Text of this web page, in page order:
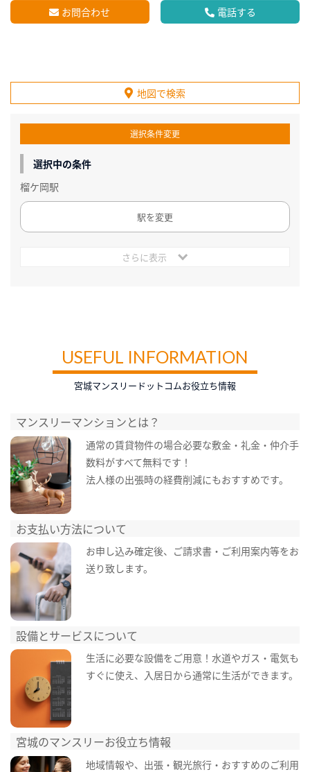
お問合わせ 電話する
地図で検索
選択条件変更
選択中の条件
榴ケ岡駅
駅を変更
さらに表示
USEFUL INFORMATION
宮城マンスリードットコムお役立ち情報
マンスリーマンションとは？
通常の賃貸物件の場合必要な敷金・礼金・仲介手
数料がすべて無料です！
法人様の出張時の経費削減にもおすすめです。
お支払い方法について
お申し込み確定後、ご請求書・ご利用案内等をお
送り致します。
設備とサービスについて
生活に必要な設備をご用意！水道やガス・電気も
すぐに使え、入居日から通常に生活ができます。
宮城のマンスリーお役立ち情報
地域情報や、出張・観光旅行・おすすめのご利用